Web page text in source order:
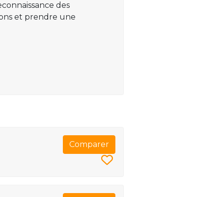
des
et prendre une
Comparer